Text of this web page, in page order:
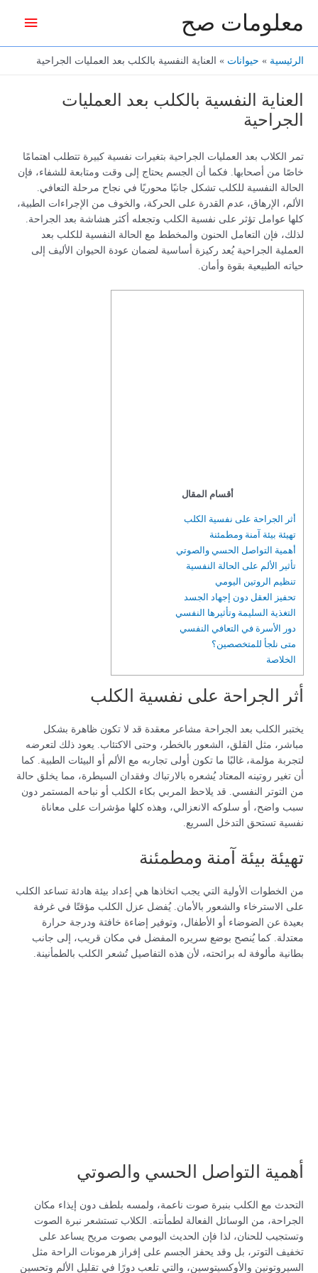
معلومات صح
الرئيسية حيوانات العناية النفسية بالكلب بعد العمليات الجراحية
العناية النفسية بالكلب بعد العمليات
الجراحية
تمر الكلاب بعد العمليات الجراحية بتغيرات نفسية كبيرة تتطلب اهتمامًا
خاصًا من أصحابها. فكما أن الجسم يحتاج إلى وقت ومتابعة للشفاء، فإن
الحالة النفسية للكلب تشكل جانبًا محوريًا في نجاح مرحلة التعافي.
الألم، الإرهاق، عدم القدرة على الحركة، والخوف من الإجراءات الطبية،
كلها عوامل تؤثر على نفسية الكلب وتجعله أكثر هشاشة بعد الجراحة.
لذلك، فإن التعامل الحنون والمخطط مع الحالة النفسية للكلب بعد
العملية الجراحية يُعد ركيزة أساسية لضمان عودة الحيوان الأليف إلى
حياته الطبيعية بقوة وأمان.
أقسام المقال
أثر الجراحة على نفسية الكلب
تهيئة بيئة آمنة ومطمئنة
أهمية التواصل الحسي والصوتي
تأثير الألم على الحالة النفسية
تنظيم الروتين اليومي
تحفيز العقل دون إجهاد الجسد
التغذية السليمة وتأثيرها النفسي
دور الأسرة في التعافي النفسي
متى نلجأ للمتخصصين؟
الخلاصة
أثر الجراحة على نفسية الكلب
يختبر الكلب بعد الجراحة مشاعر معقدة قد لا تكون ظاهرة بشكل
مباشر، مثل القلق، الشعور بالخطر، وحتى الاكتئاب. يعود ذلك لتعرضه
لتجربة مؤلمة، غالبًا ما تكون أولى تجاربه مع الألم أو البيئات الطبية. كما
أن تغير روتينه المعتاد يُشعره بالارتباك وفقدان السيطرة، مما يخلق حالة
من التوتر النفسي. قد يلاحظ المربي بكاء الكلب أو نباحه المستمر دون
سبب واضح، أو سلوكه الانعزالي، وهذه كلها مؤشرات على معاناة
نفسية تستحق التدخل السريع.
تهيئة بيئة آمنة ومطمئنة
من الخطوات الأولية التي يجب اتخاذها هي إعداد بيئة هادئة تساعد الكلب
على الاسترخاء والشعور بالأمان. يُفضل عزل الكلب مؤقتًا في غرفة
بعيدة عن الضوضاء أو الأطفال، وتوفير إضاءة خافتة ودرجة حرارة
معتدلة. كما يُنصح بوضع سريره المفضل في مكان قريب، إلى جانب
بطانية مألوفة له برائحته، لأن هذه التفاصيل تُشعر الكلب بالطمأنينة.
أهمية التواصل الحسي والصوتي
التحدث مع الكلب بنبرة صوت ناعمة، ولمسه بلطف دون إيذاء مكان
الجراحة، من الوسائل الفعالة لطمأنته. الكلاب تستشعر نبرة الصوت
وتستجيب للحنان، لذا فإن الحديث اليومي بصوت مريح يساعد على
تخفيف التوتر، بل وقد يحفز الجسم على إفراز هرمونات الراحة مثل
السيروتونين والأوكسيتوسين، والتي تلعب دورًا في تقليل الألم وتحسين